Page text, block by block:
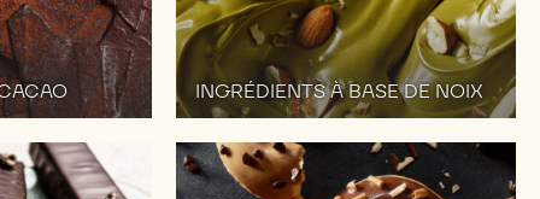
INGRÉDIENTS À BASE DE NOIX